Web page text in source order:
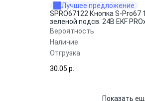
Лучшее предложение
SPRO67122 Кнопка S-Pro67
зеленой подсв. 24В EKF
Вероятность
Наличие
Отгрузка
30.05 p.
Показать